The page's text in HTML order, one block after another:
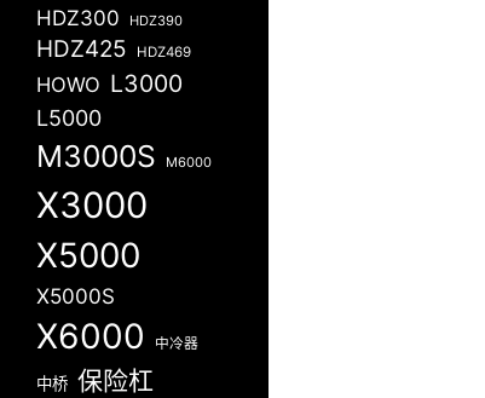
HDZ300 HDZ390
HDZ425 HDZ469
HOWO L3000
L5000
M3000S M6000
X3000
X5000
X5000S
X6000 中冷器
中桥 保险杠